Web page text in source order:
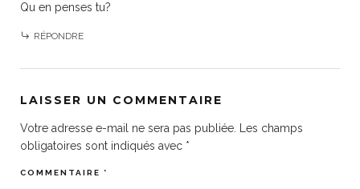
Qu en penses tu?
RÉPONDRE
LAISSER UN COMMENTAIRE
Votre adresse e-mail ne sera pas publiée.
Les champs
obligatoires sont indiqués avec *
COMMENTAIRE *